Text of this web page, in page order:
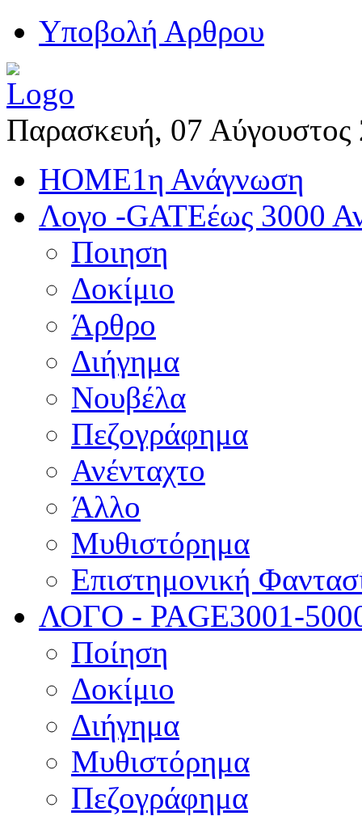
Yποβολή Αρθρου
Παρασκευή, 07 Αύγουστος
HOME1η Ανάγνωση
Λογο -GATEέως 3000
Ποιηση
Δοκίμιο
Άρθρο
Διήγημα
Νουβέλα
Πεζογράφημα
Ανένταχτο
Άλλο
Μυθιστόρημα
Επιστημονική
ΛΟΓΟ - PAGE3001-
Ποίηση
Δοκίμιο
Διήγημα
Μυθιστόρημα
Πεζογράφημα